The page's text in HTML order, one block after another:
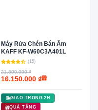
Máy Rửa Chén Bán Âm
KAFF KF-W60C3A401L
(15)
21.800.000 ₫
16.150.000 ₫
GIAO TRONG 2H
QUÀ TẶNG